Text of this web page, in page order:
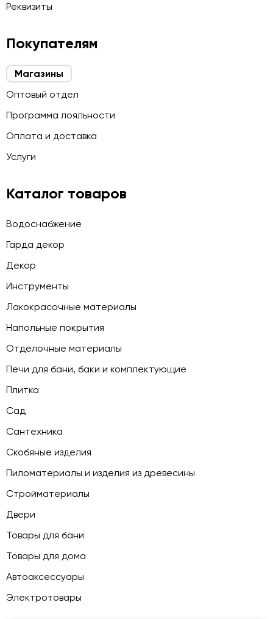
Реквизиты
Покупателям
Магазины
Оптовый отдел
Программа лояльности
Оплата и доставка
Услуги
Каталог товаров
Водоснабжение
Гарда декор
Декор
Инструменты
Лакокрасочные материалы
Напольные покрытия
Отделочные материалы
Печи для бани, баки и комплектующие
Плитка
Сад
Сантехника
Скобяные изделия
Пиломатериалы и изделия из древесины
Стройматериалы
Двери
Товары для бани
Товары для дома
Автоаксессуары
Электротовары